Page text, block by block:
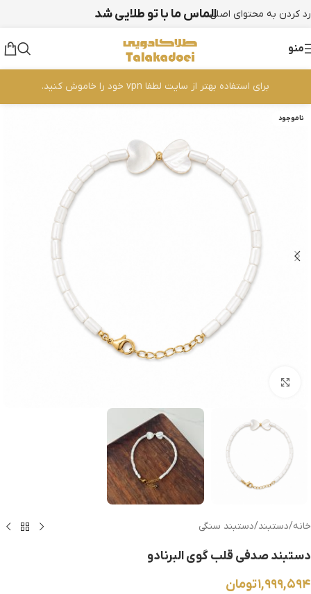
رد کردن به محتوای اصلیالماس ما با تو طلایی شد
منو
برای استفاده بهتر از سایت لطفا vpn خود را خاموش کنید.
ناموجود
خانه/دستبند/دستبند سنگی
دستبند صدفی قلب گوی البرنادو
۱,۹۹۹,۵۹۴تومان